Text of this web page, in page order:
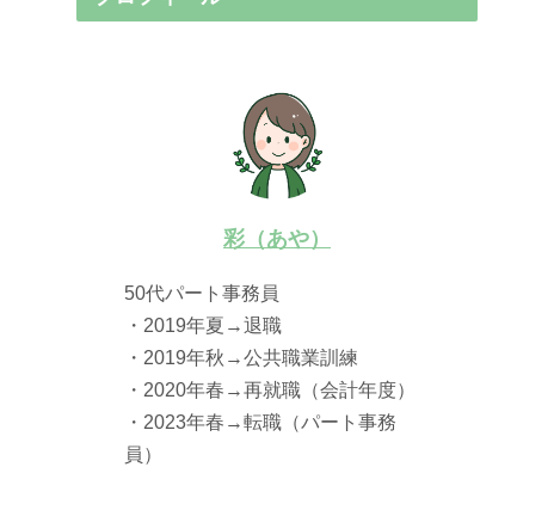
彩（あや）
50代パート事務員
・2019年夏→退職
・2019年秋→公共職業訓練
・2020年春→再就職（会計年度）
・2023年春→転職（パート事務
員）